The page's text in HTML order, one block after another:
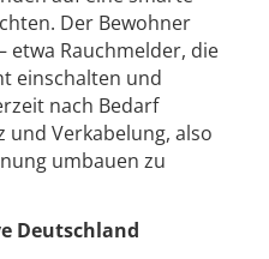
Der Bewohner
etwa Rauchmelder, die
einschalten und
nach Bedarf
und Verkabelung, also
umbauen zu
Deutschland